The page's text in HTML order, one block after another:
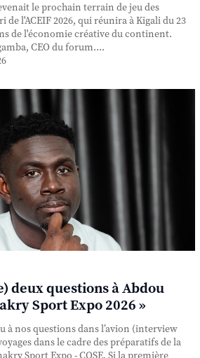
le prochain terrain de jeu des
de l'ACEIF 2026, qui réunira à Kigali du 23
de l'économie créative du continent.
CEO du forum....
deux questions à Abdou
Sport Expo 2026 »
à nos questions dans l’avion (interview
dans le cadre des préparatifs de la